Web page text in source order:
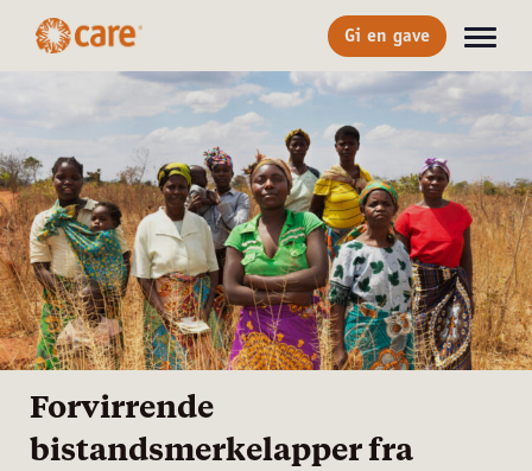
Gi en gave
Forvirrende
bistandsmerkelapper fra